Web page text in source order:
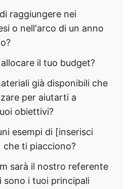
raggiungere nei
o nell'arco di un anno
il tuo budget?
già disponibili che
per aiutarti a
obiettivi?
esempi di [inserisci
che ti piacciono?
sarà il nostro referente
sono i tuoi principali